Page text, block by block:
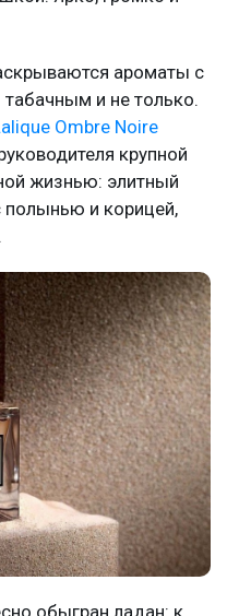
ароматы с
и не только.
Ombre Noire
крупной
жизнью: элитный
полынью и корицей,